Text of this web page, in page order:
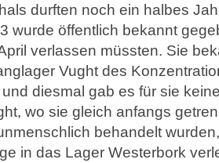
durften noch ein halbes
wurde öffentlich bekannt
verlassen müssten. Sie
Vught des
diesmal gab es für sie
wo sie gleich anfangs
behandelt
in das Lager Westerbork